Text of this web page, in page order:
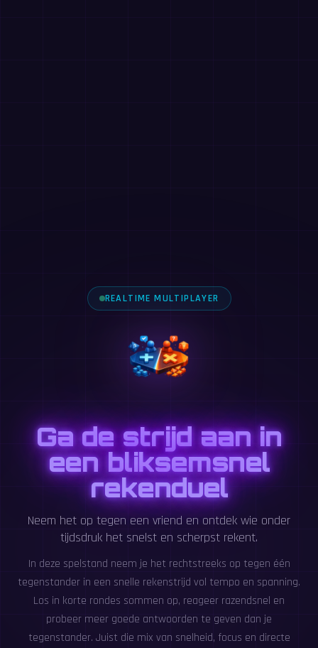
REALTIME MULTIPLAYER
Ga de strijd aan in
een bliksemsnel
rekenduel
Neem het op tegen een vriend en ontdek wie onder
tijdsdruk het snelst en scherpst rekent.
In deze spelstand neem je het rechtstreeks op tegen één
tegenstander in een snelle rekenstrijd vol tempo en spanning.
Los in korte rondes sommen op, reageer razendsnel en
probeer meer goede antwoorden te geven dan je
tegenstander. Juist die mix van snelheid, focus en directe